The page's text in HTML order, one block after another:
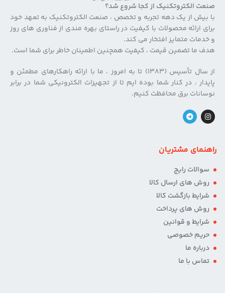
صنعت الکتروتکنیک از کجا شروع شد؟
با بیش از یک دهه تجربه و تخصص ، صنعت الکتروتکنیک به تعهد خود
برای ارائه محصولات با کیفیت در راستای بهره مندی از فناوری های روز
و خدمات متمایز افتخار می کند.
هدف ما تضمین قیمت ، کیفیت همچنین اطمینان خاطر برای شما است.
از سال تأسیس (۱۳۸۳) تا به امروز ، ما با ارائه راهکارهای مطمئن و
پایدار ، در کنار شما بوده ایم تا از تجهیزات الکترونیکی شما در برابر
نوسانات برق محافظت کنیم.
راهنمای مشتریان
سوالات رایج
روش های ارسال کالا
شرایط بازگشت کالا
روش های پرداخت
شرایط و قوانین
حریم خصوصی
درباره ما
تماس با ما